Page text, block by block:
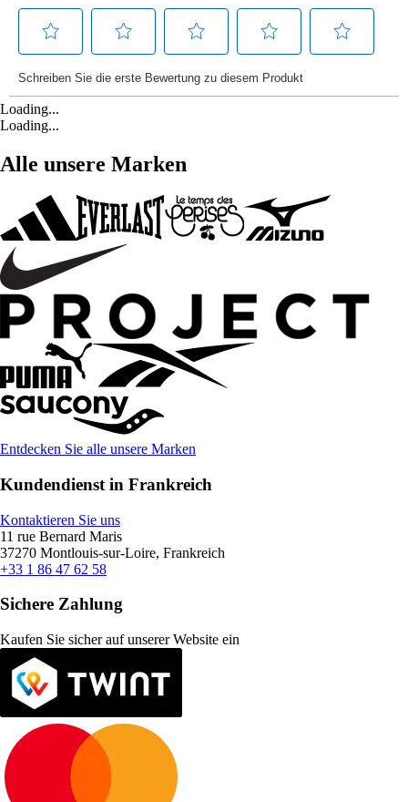
Loading...
Loading...
Alle unsere Marken
Entdecken Sie alle unsere Marken
Kundendienst in Frankreich
Kontaktieren Sie uns
11 rue Bernard Maris
37270 Montlouis-sur-Loire, Frankreich
+33 1 86 47 62 58
Sichere Zahlung
Kaufen Sie sicher auf unserer Website ein